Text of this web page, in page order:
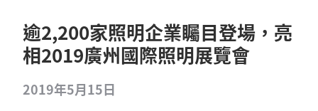
逾2,200家照明企業矚目登場，亮
相2019廣州國際照明展覽會
2019年5月15日